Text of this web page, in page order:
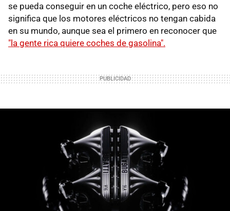
se pueda conseguir en un coche eléctrico, pero eso no
significa que los motores eléctricos no tengan cabida
en su mundo, aunque sea el primero en reconocer que
"la gente rica quiere coches de gasolina".